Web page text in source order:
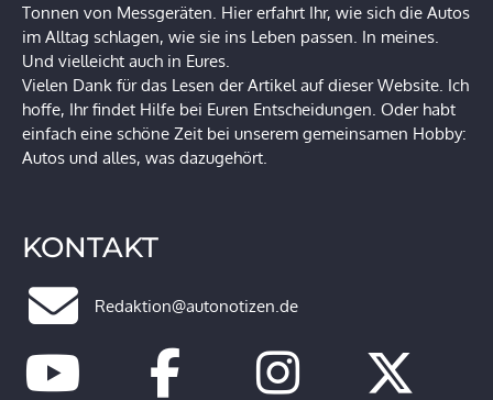
Tonnen von Messgeräten. Hier erfahrt Ihr, wie sich die Autos
im Alltag schlagen, wie sie ins Leben passen. In meines.
Und vielleicht auch in Eures.
Vielen Dank für das Lesen der Artikel auf dieser Website. Ich
hoffe, Ihr findet Hilfe bei Euren Entscheidungen. Oder habt
einfach eine schöne Zeit bei unserem gemeinsamen Hobby:
Autos und alles, was dazugehört.
KONTAKT
Redaktion@autonotizen.de